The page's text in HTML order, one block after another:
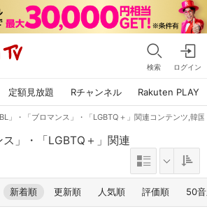
検索 ログイン
定額見放題 Rチャンネル Rakuten PLAY
BL」・「ブロマンス」・「LGBTQ＋」関連コンテンツ,韓
ス」・「LGBTQ＋」関連
新着順 更新順 人気順 評価順 50